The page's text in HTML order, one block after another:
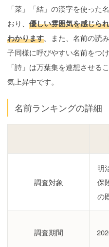
「菜」「結」の漢字を使った
おり、 優しい雰囲気を感じら
わかります。また、名前の読
子同様に呼びやすい名前をつ
「詩」は万葉集を連想させる
気上昇中です。
名前ランキングの詳細
調査対象
明
保
の
調査期間